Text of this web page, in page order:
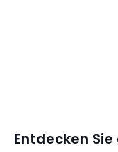
Entdecken